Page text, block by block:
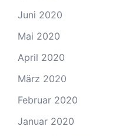
Juni 2020
Mai 2020
April 2020
März 2020
Februar 2020
Januar 2020